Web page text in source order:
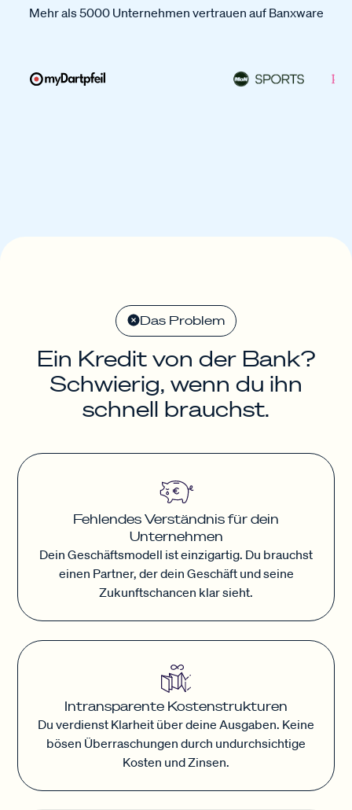
Mehr als 5000 Unternehmen vertrauen auf Banxware
Das Problem
Ein Kredit von der Bank?
Schwierig, wenn du ihn
schnell brauchst.
Fehlendes Verständnis für dein
Unternehmen
Dein Geschäftsmodell ist einzigartig. Du brauchst
einen Partner, der dein Geschäft und seine
Zukunftschancen klar sieht.
Intransparente Kostenstrukturen
Du verdienst Klarheit über deine Ausgaben. Keine
bösen Überraschungen durch undurchsichtige
Kosten und Zinsen.